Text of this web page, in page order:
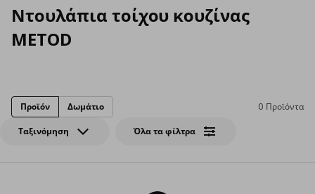
Ντουλάπια τοίχου κουζίνας
METOD
Ταξινόμηση Όλα τα φίλτρα
0 Προϊόντα
Προϊόν Δωμάτιο